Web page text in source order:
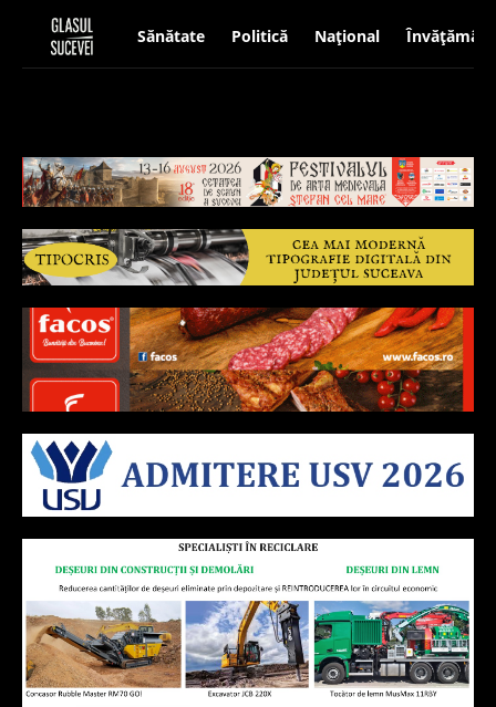
Sănătate Politică Național Învățământ